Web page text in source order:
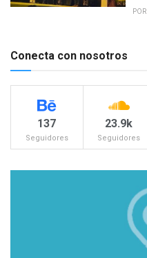
POR
Conecta con nosotros
137
Seguidores
23.9k
Seguidores